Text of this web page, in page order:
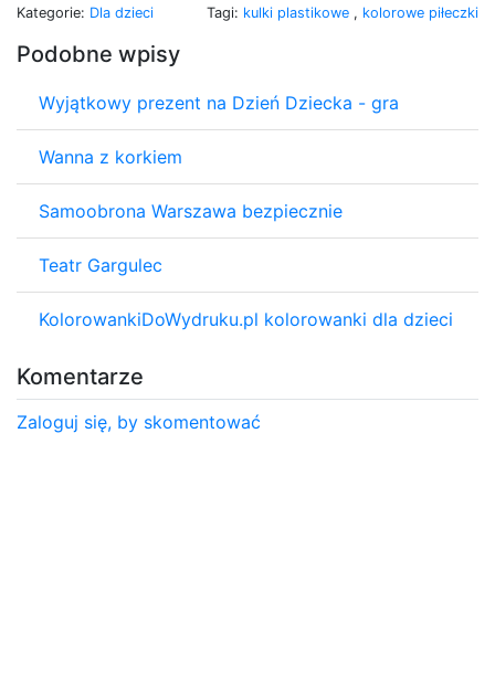
Kategorie: Dla dzieci Tagi: kulki plastikowe , kolorowe piłeczki
Podobne wpisy
Wyjątkowy prezent na Dzień Dziecka - gra
Wanna z korkiem
Samoobrona Warszawa bezpiecznie
Teatr Gargulec
KolorowankiDoWydruku.pl kolorowanki dla dzieci
Komentarze
Zaloguj się, by skomentować